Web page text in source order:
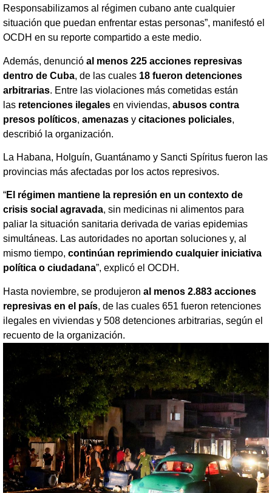
Responsabilizamos al régimen cubano ante cualquier
situación que puedan enfrentar estas personas”, manifestó el
OCDH en su reporte compartido a este medio.
Además, denunció al menos 225 acciones represivas
dentro de Cuba, de las cuales 18 fueron detenciones
arbitrarias. Entre las violaciones más cometidas están
las retenciones ilegales en viviendas, abusos contra
presos políticos, amenazas y citaciones policiales,
describió la organización.
La Habana, Holguín, Guantánamo y Sancti Spíritus fueron las
provincias más afectadas por los actos represivos.
“El régimen mantiene la represión en un contexto de
crisis social agravada, sin medicinas ni alimentos para
paliar la situación sanitaria derivada de varias epidemias
simultáneas. Las autoridades no aportan soluciones y, al
mismo tiempo, continúan reprimiendo cualquier iniciativa
política o ciudadana”, explicó el OCDH.
Hasta noviembre, se produjeron al menos 2.883 acciones
represivas en el país, de las cuales 651 fueron retenciones
ilegales en viviendas y 508 detenciones arbitrarias, según el
recuento de la organización.